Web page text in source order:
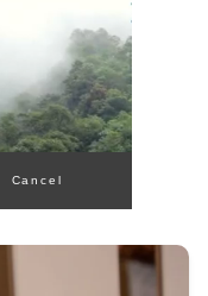
Cancel